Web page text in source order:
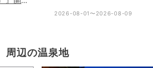
2026-08-01〜2026-08-09
周辺の温泉地